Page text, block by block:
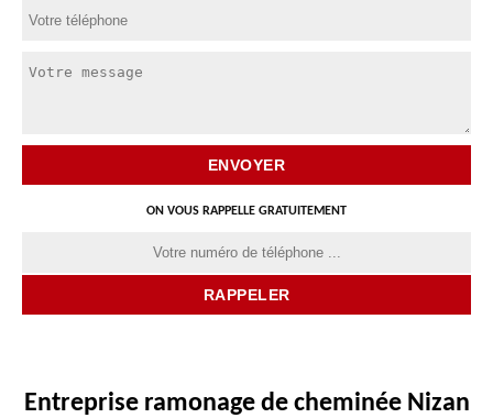
ON VOUS RAPPELLE GRATUITEMENT
Entreprise ramonage de cheminée Nizan